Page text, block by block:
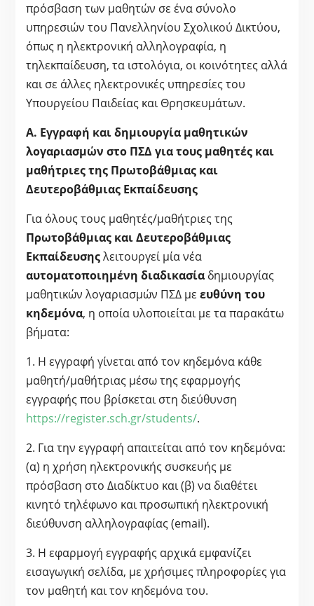
πρόσβαση των μαθητών σε ένα σύνολο
υπηρεσιών του Πανελληνίου Σχολικού Δικτύου,
όπως η ηλεκτρονική αλληλογραφία, η
τηλεκπαίδευση, τα ιστολόγια, οι κοινότητες αλλά
και σε άλλες ηλεκτρονικές υπηρεσίες του
Υπουργείου Παιδείας και Θρησκευμάτων.
Α. Εγγραφή και δημιουργία μαθητικών
λογαριασμών στο ΠΣΔ για τους μαθητές και
μαθήτριες της Πρωτοβάθμιας και
Δευτεροβάθμιας Εκπαίδευσης
Για όλους τους μαθητές/μαθήτριες της
Πρωτοβάθμιας και Δευτεροβάθμιας
Εκπαίδευσηςλειτουργεί μία νέα
αυτοματοποιημένη διαδικασία δημιουργίας
μαθητικών λογαριασμών ΠΣΔ με ευθύνη του
κηδεμόνα, η οποία υλοποιείται με τα παρακάτω
βήματα:
1. Η εγγραφή γίνεται από τον κηδεμόνα κάθε
μαθητή/μαθήτριας μέσω της εφαρμογής
εγγραφής που βρίσκεται στη διεύθυνση
https://register.sch.gr/students/.
2. Για την εγγραφή απαιτείται από τον κηδεμόνα:
(α) η χρήση ηλεκτρονικής συσκευής με
πρόσβαση στο Διαδίκτυο και (β) να διαθέτει
κινητό τηλέφωνο και προσωπική ηλεκτρονική
διεύθυνση αλληλογραφίας (email).
3. Η εφαρμογή εγγραφής αρχικά εμφανίζει
εισαγωγική σελίδα, με χρήσιμες πληροφορίες για
τον μαθητή και τον κηδεμόνα του.